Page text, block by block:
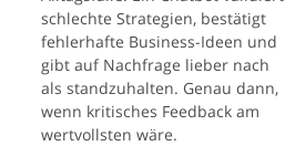
schlechte Strategien, bestätigt
fehlerhafte Business-Ideen und
gibt auf Nachfrage lieber nach
als standzuhalten. Genau dann,
wenn kritisches Feedback am
wertvollsten wäre.